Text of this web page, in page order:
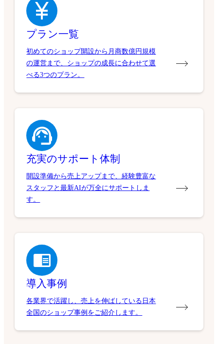
プラン一覧
初めてのショップ開設から月商数億円規模
の運営まで、ショップの成長に合わせて選
べる3つのプラン。
充実のサポート体制
開設準備から売上アップまで、経験豊富な
スタッフと最新AIが万全にサポートしま
す。
導入事例
各業界で活躍し、売上を伸ばしている日本
全国のショップ事例をご紹介します。